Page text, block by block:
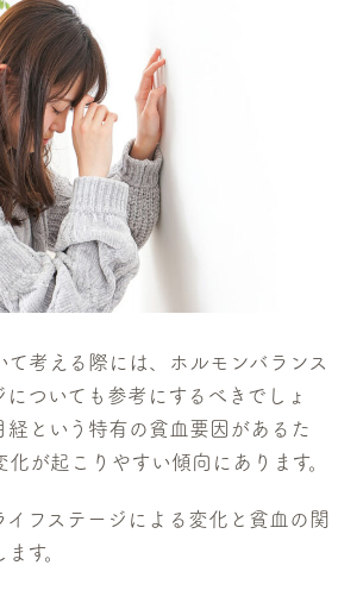
て考える際には、ホルモンバランス
についても参考にするべきでしょ
経という特有の貧血要因があるた
化が起こりやすい傾向にあります。
イフステージによる変化と貧血の関
す。